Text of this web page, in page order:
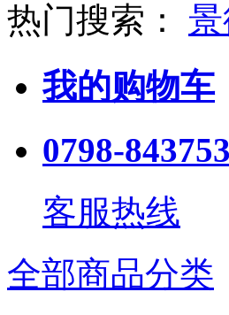
热门搜索：
我的购物车
0798-
客服热线
全部商品分类